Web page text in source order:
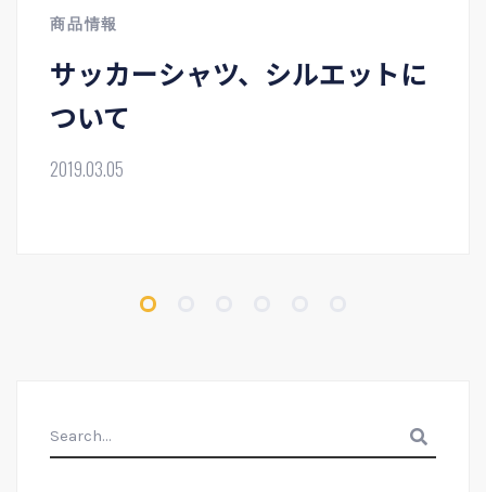
商品情報
サッカーシャツ、シルエットに
ついて
2019.03.05
search